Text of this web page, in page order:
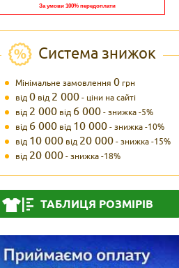
За умови 100% передоплати
Система знижок
Мінімальне замовлення 0 грн
від0 від 2 000- ціни на сайті
від 2 000 від 6 000- знижка -5%
від 6 000 від 10 000- знижка -10%
від 10 000 від 20 000- знижка -15%
від 20 000- знижка -18%
ТАБЛИЦЯ РОЗМІРІВ